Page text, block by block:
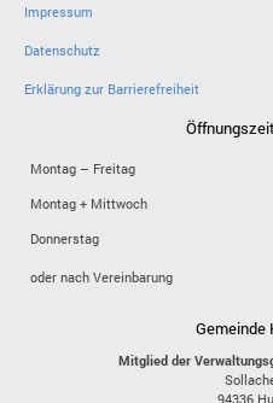
Impressum
Datenschutz
Erklärung zur Barrierefreiheit
Montag – Freitag
Montag + Mittwoch
Donnerstag
oder nach Vereinbarung
Gemeinde
Mitglied der
94336